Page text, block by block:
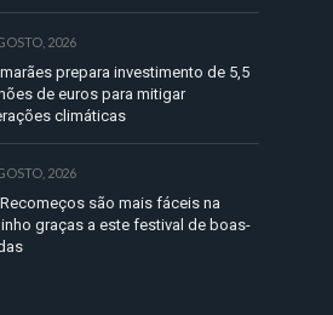
2026
prepara investimento de 5,5
de euros para mitigar
climáticas
2026
são mais fáceis na
graças a este festival de boas-